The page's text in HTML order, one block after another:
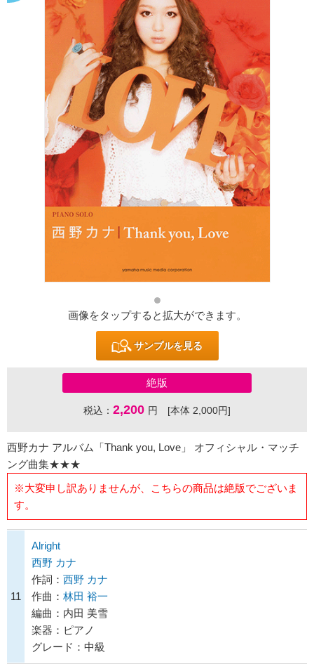
画像をタップすると拡大ができます。
サンプルを見る
絶版
税込： 2,200 円 [本体 2,000円]
西野カナ アルバム「Thank you, Love」 オフィシャル・マッチ
ング曲集★★★
※大変申し訳ありませんが、こちらの商品は絶版でございま
す。
11
Alright
西野 カナ
作詞： 西野 カナ
作曲： 林田 裕一
編曲：内田 美雪
楽器：ピアノ
グレード：中級